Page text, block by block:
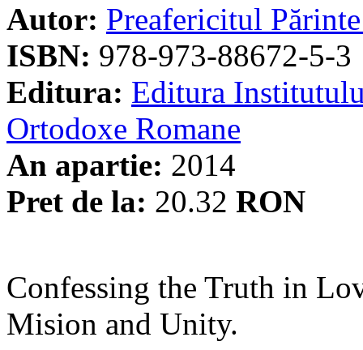
Autor: Preafericitul
ISBN: 978-973-88672-5-3
Editura: Editura
Ortodoxe Romane
An apartie: 2014
Pret de la: 20.32 RON
Confessing the Truth in
Mision and Unity.